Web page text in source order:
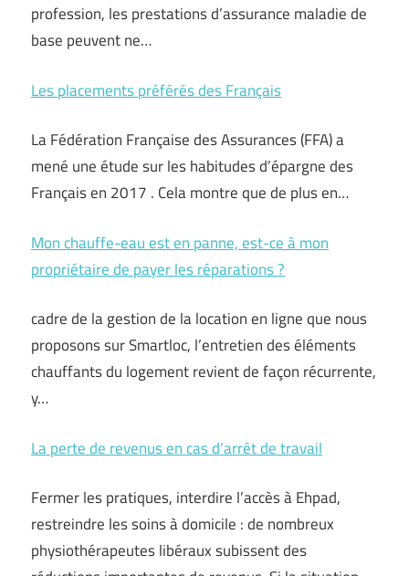
profession, les prestations d’assurance maladie de
base peuvent ne…
Les placements préférés des Français
La Fédération Française des Assurances (FFA) a
mené une étude sur les habitudes d’épargne des
Français en 2017 . Cela montre que de plus en…
Mon chauffe-eau est en panne, est-ce à mon
propriétaire de payer les réparations ?
cadre de la gestion de la location en ligne que nous
proposons sur Smartloc, l’entretien des éléments
chauffants du logement revient de façon récurrente,
y…
La perte de revenus en cas d’arrêt de travail
Fermer les pratiques, interdire l’accès à Ehpad,
restreindre les soins à domicile : de nombreux
physiothérapeutes libéraux subissent des